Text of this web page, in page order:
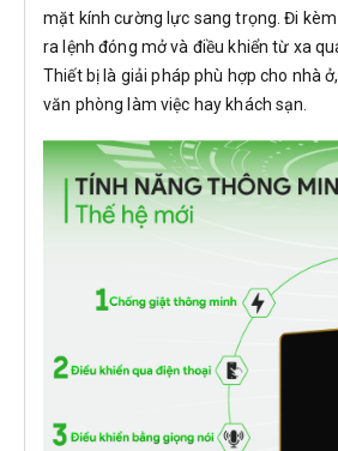
mặt kính cường lực sang trọng. Đi
ra lệnh đóng mở và điều khiển từ xa
Thiết bị là giải pháp phù hợp cho nhà
văn phòng làm việc hay khách sạn.